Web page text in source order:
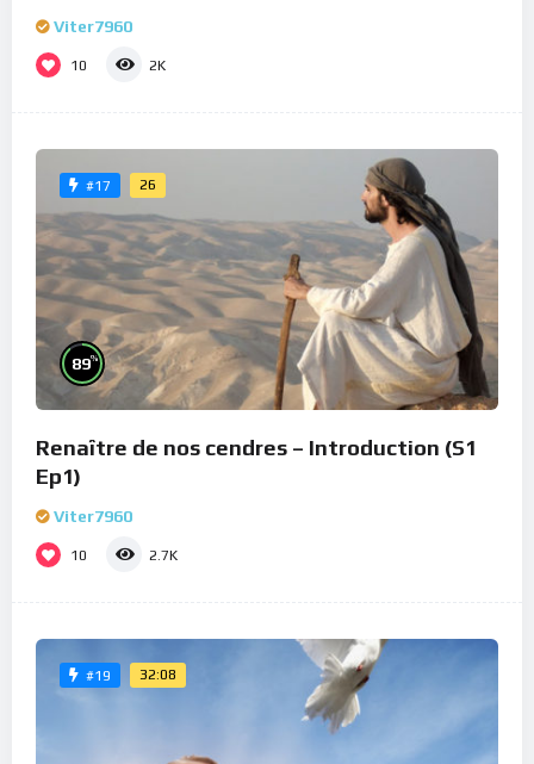
Viter7960
10 2K
#17 26
89%
Renaître de nos cendres – Introduction (S1
Ep1)
Viter7960
10 2.7K
#19 32:08